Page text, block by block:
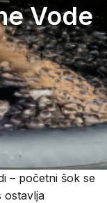
Vode
– početni šok se
ostavlja